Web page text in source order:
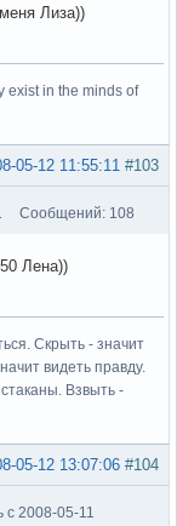
Лиза))
exist in the minds of
#103
05-12 11:55:11
Сообщений: 108
Лена))
Скрыть - значит
видеть правду.
Взвыть -
#104
05-12 13:07:06
с 2008-05-11